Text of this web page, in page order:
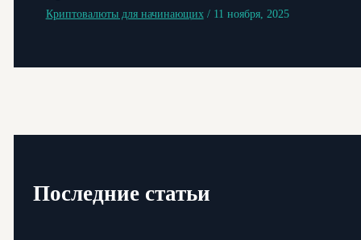
Последние статьи
Криптовалюты для начинающих/ 11 ноября, 2025